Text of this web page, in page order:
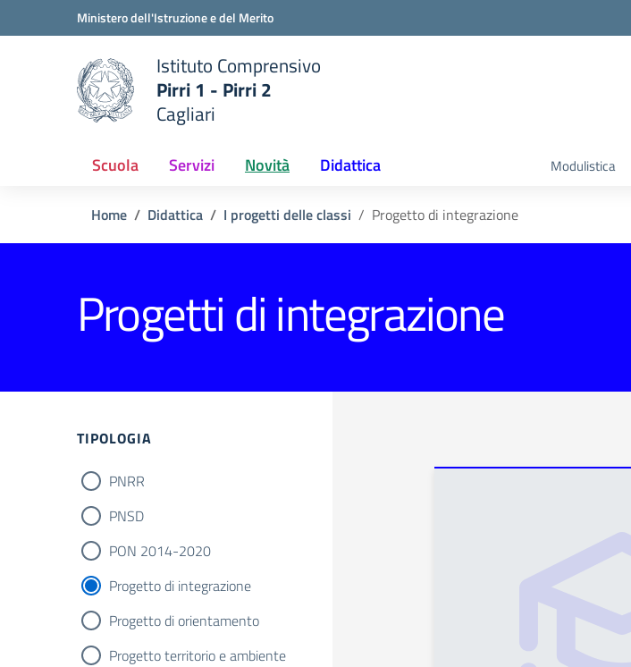
Vai ai contenuti
Vai al menu di navigazioneMinistero dell'Istruzione e del Merito
scuola
Istituto Comprensivo
Pirri 1 - Pirri 2
Cagliari
Scuola Servizi Novità Didattica Modulistica
Home Didattica I progetti delle classi Progetto di integrazione
Progetti di integrazione
Filtri
TIPOLOGIA
PNRR
PNSD
PON 2014-2020
Progetto di integrazione
Progetto di orientamento
Progetto territorio e ambiente